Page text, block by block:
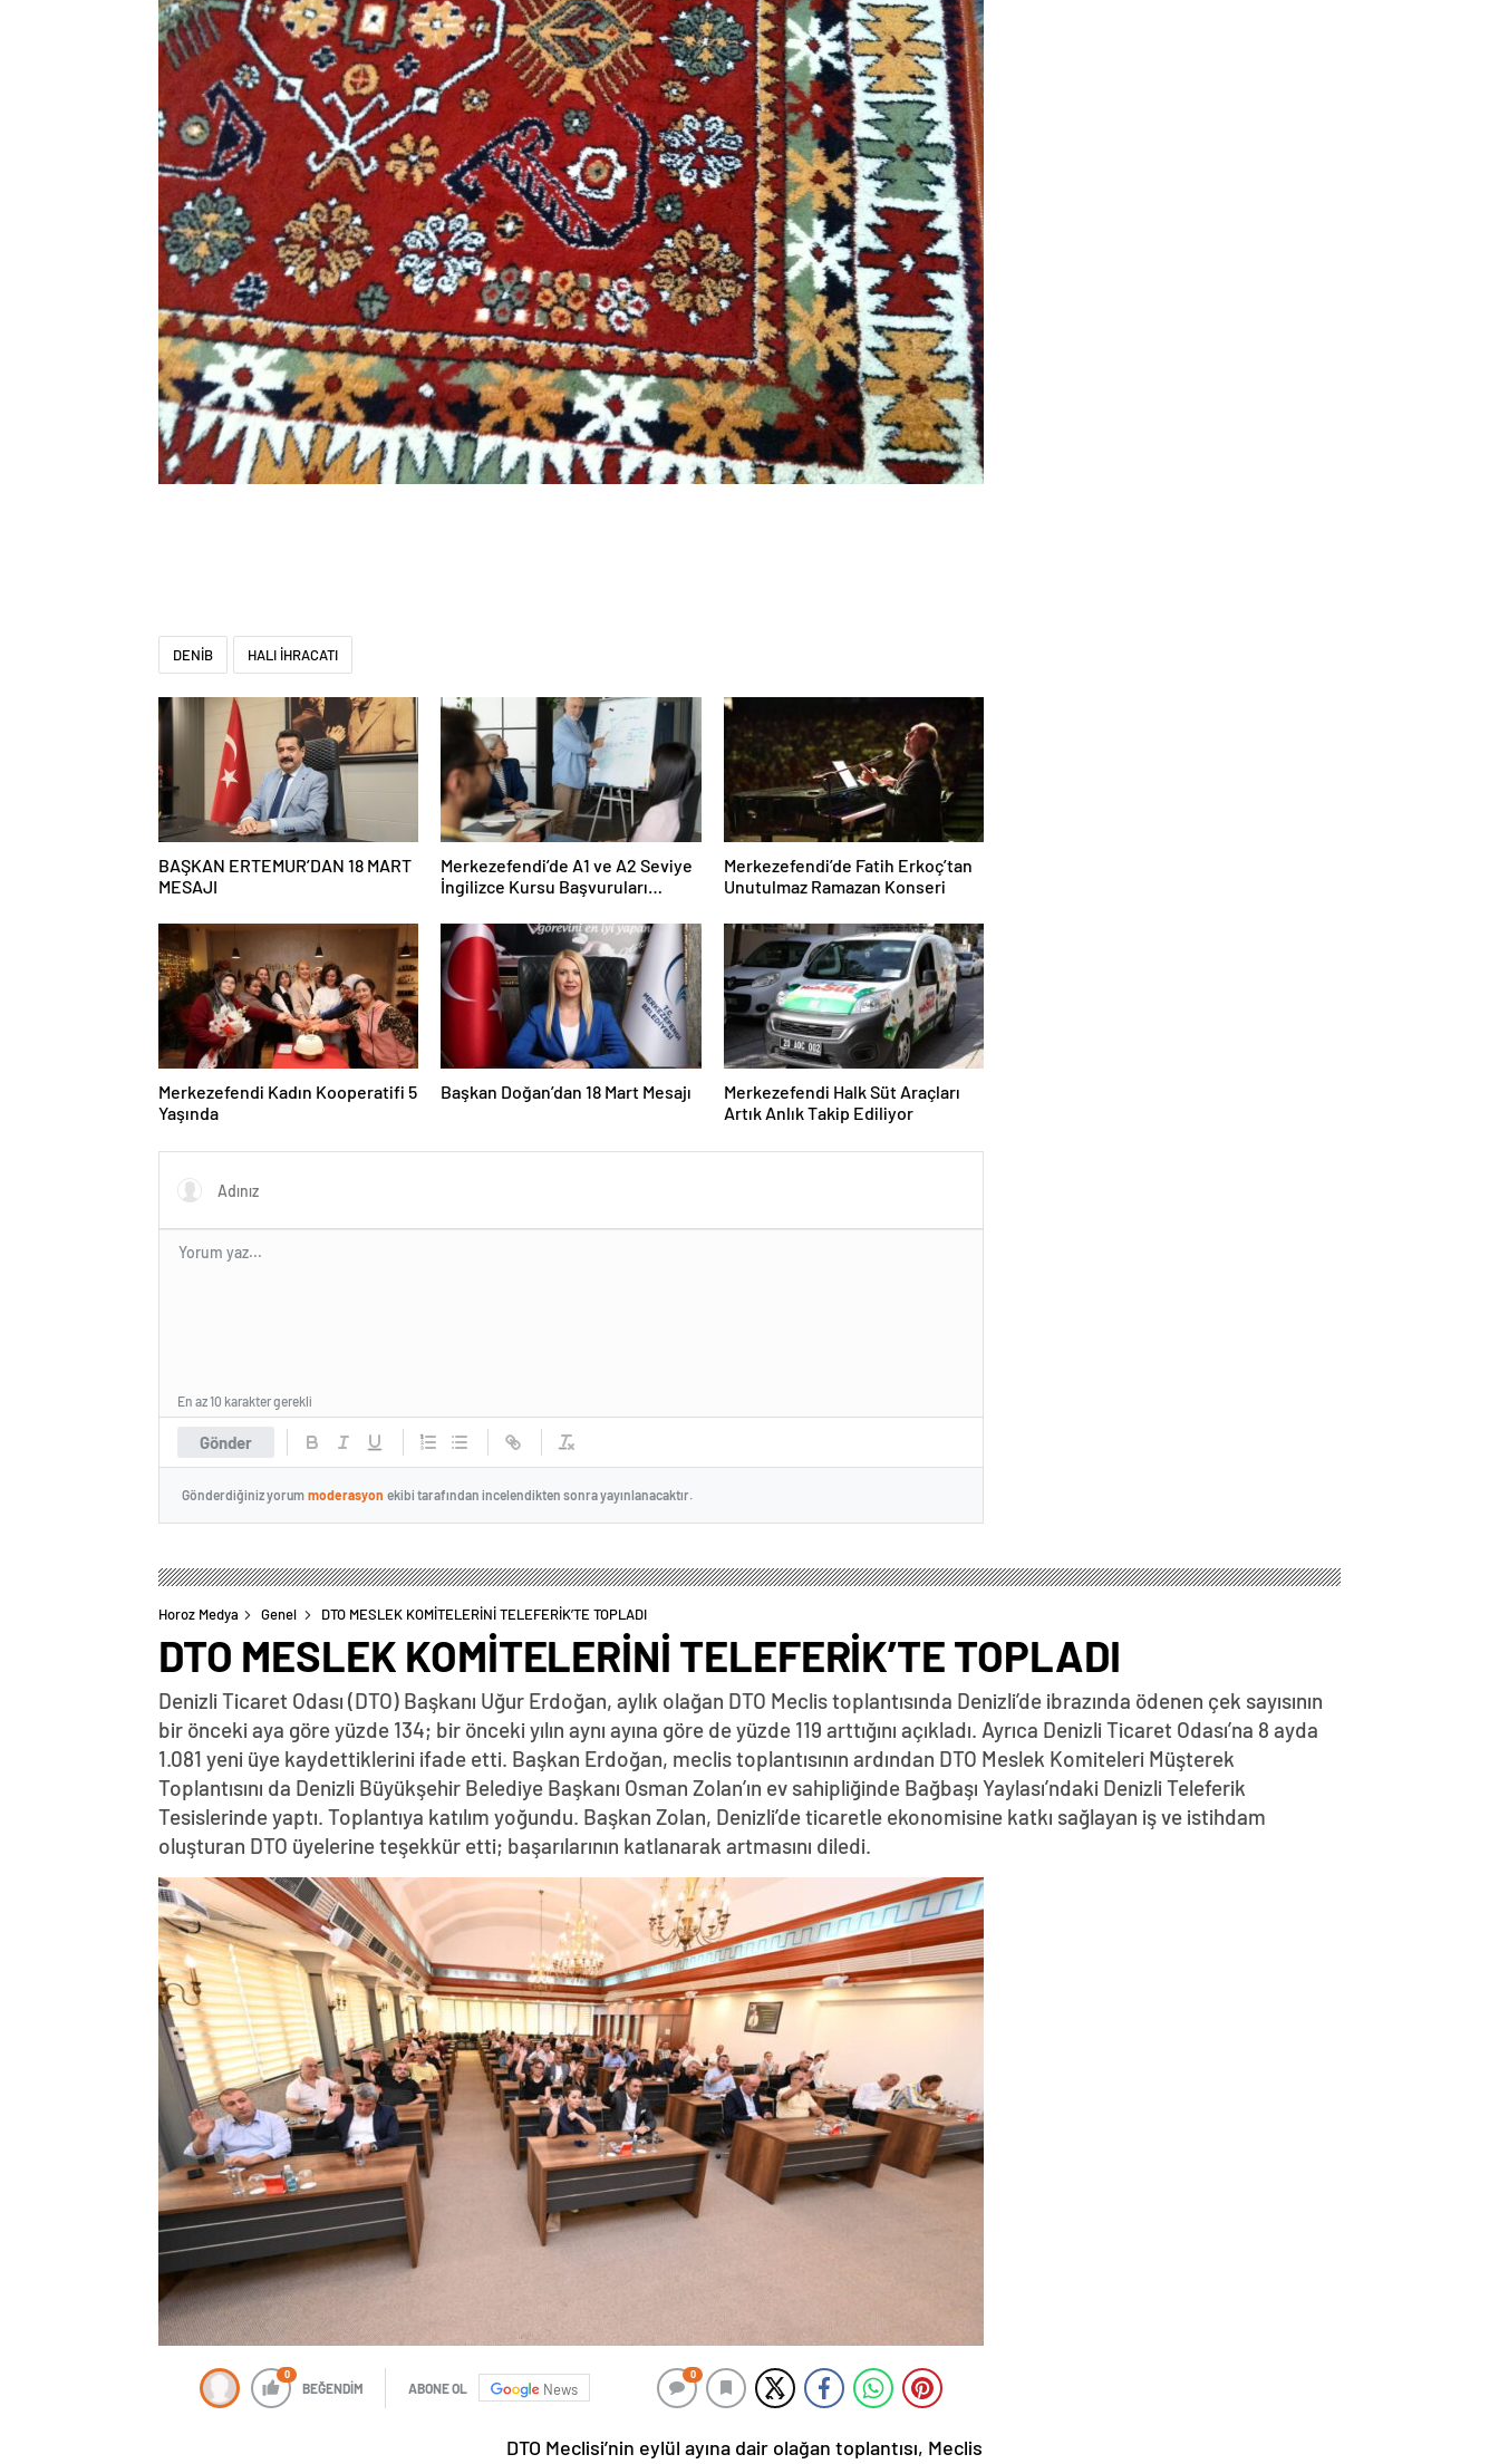
DENİB HALI İHRACATI
BAŞKAN ERTEMUR’DAN 18 MART
MESAJI
Merkezefendi’de A1 ve A2 Seviye
İngilizce Kursu Başvuruları
Merkezefendi’de Fatih Erkoç’tan
Unutulmaz Ramazan Konseri
Merkezefendi Kadın Kooperatifi 5
Yaşında
Başkan Doğan’dan 18 Mart Mesajı
Merkezefendi Halk Süt Araçları
Artık Anlık Takip Ediliyor
Gönder
En az 10 karakter gerekli
Gönderdiğiniz yorum moderasyon ekibi tarafından incelendikten sonra yayınlanacaktır.
Horoz Medya Genel DTO MESLEK KOMİTELERİNİ TELEFERİK’TE TOPLADI
DTO MESLEK KOMİTELERİNİ TELEFERİK’TE TOPLADI
Denizli Ticaret Odası (DTO) Başkanı Uğur Erdoğan, aylık olağan DTO Meclis toplantısında Denizli’de ibrazında ödenen çek sayısının
bir önceki aya göre yüzde 134; bir önceki yılın aynı ayına göre de yüzde 119 arttığını açıkladı. Ayrıca Denizli Ticaret Odası’na 8 ayda
1.081 yeni üye kaydettiklerini ifade etti. Başkan Erdoğan, meclis toplantısının ardından DTO Meslek Komiteleri Müşterek
Toplantısını da Denizli Büyükşehir Belediye Başkanı Osman Zolan’ın ev sahipliğinde Bağbaşı Yaylası’ndaki Denizli Teleferik
Tesislerinde yaptı. Toplantıya katılım yoğundu. Başkan Zolan, Denizli’de ticaretle ekonomisine katkı sağlayan iş ve istihdam
oluşturan DTO üyelerine teşekkür etti; başarılarının katlanarak artmasını diledi.
0
BEĞENDİM ABONE OL News
0
DTO Meclisi’nin eylül ayına dair olağan toplantısı, Meclis